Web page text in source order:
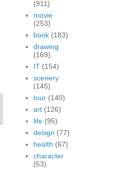
(911)
movie
(253)
book (183)
drawing
(169)
IT (154)
scenery
(145)
tour (140)
art (126)
life (95)
design (77)
health (67)
character
(53)